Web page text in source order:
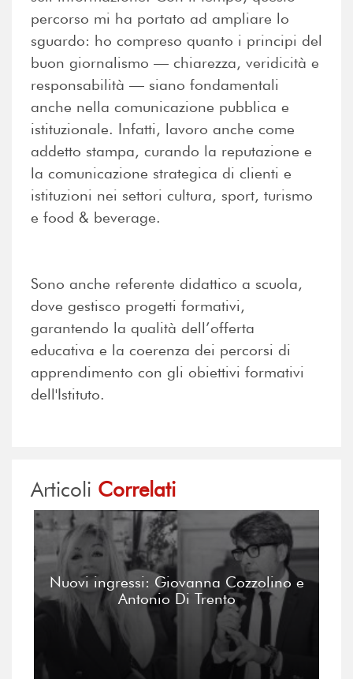
percorso mi ha portato ad ampliare lo
sguardo: ho compreso quanto i principi del
buon giornalismo — chiarezza, veridicità e
responsabilità — siano fondamentali
anche nella comunicazione pubblica e
istituzionale. Infatti, lavoro anche come
addetto stampa, curando la reputazione e
la comunicazione strategica di clienti e
istituzioni nei settori cultura, sport, turismo
e food & beverage.
Sono anche referente didattico a scuola,
dove gestisco progetti formativi,
garantendo la qualità dell’offerta
educativa e la coerenza dei percorsi di
apprendimento con gli obiettivi formativi
dell'Istituto.
Articoli Correlati
Nuovi ingressi: Giovanna Cozzolino e
Antonio Di Trento